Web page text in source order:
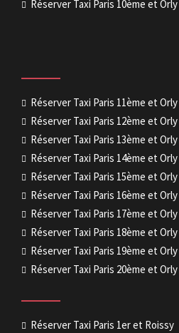
Réserver Taxi Paris 10ème et Orly
Réserver Taxi Paris 11ème et Orly
Réserver Taxi Paris 12ème et Orly
Réserver Taxi Paris 13ème et Orly
Réserver Taxi Paris 14ème et Orly
Réserver Taxi Paris 15ème et Orly
Réserver Taxi Paris 16ème et Orly
Réserver Taxi Paris 17ème et Orly
Réserver Taxi Paris 18ème et Orly
Réserver Taxi Paris 19ème et Orly
Réserver Taxi Paris 20ème et Orly
Réserver Taxi Paris 1er et Roissy